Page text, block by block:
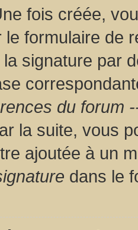
fois créée,
le formulaire de
signature par
du forum
la suite, vous
ajoutée à un
dans le